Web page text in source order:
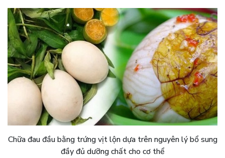
Chữa đau đầu bằng trứng vịt lộn dựa trên nguyên lý bổ sung
đầy đủ dưỡng chất cho cơ thể